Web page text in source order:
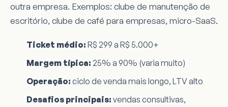
outra empresa. Exemplos: clube de manutenção de
escritório, clube de café para empresas, micro-SaaS.
Ticket médio: R$ 299 a R$ 5.000+
Margem típica: 25% a 90% (varia muito)
Operação: ciclo de venda mais longo, LTV alto
Desafios principais: vendas consultivas,